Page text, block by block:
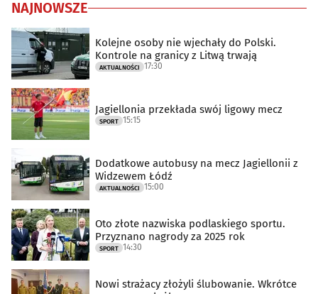
NAJNOWSZE
Kolejne osoby nie wjechały do Polski.
Kontrole na granicy z Litwą trwają
AKTUALNOŚCI 17:30
Jagiellonia przekłada swój ligowy mecz
SPORT 15:15
Dodatkowe autobusy na mecz Jagiellonii z
Widzewem Łódź
AKTUALNOŚCI 15:00
Oto złote nazwiska podlaskiego sportu.
Przyznano nagrody za 2025 rok
SPORT 14:30
Nowi strażacy złożyli ślubowanie. Wkrótce